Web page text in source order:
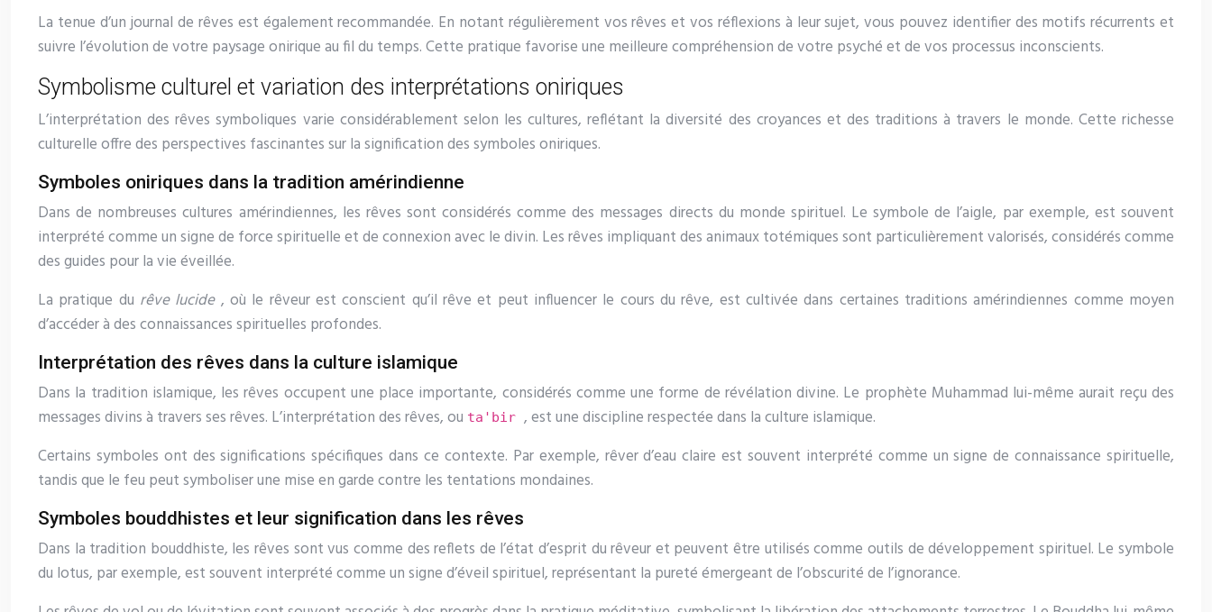
La tenue d’un journal de rêves est également recommandée. En notant régulièrement vos rêves et vos réflexions à leur sujet, vous pouvez identifier des motifs récurrents et
suivre l’évolution de votre paysage onirique au fil du temps. Cette pratique favorise une meilleure compréhension de votre psyché et de vos processus inconscients.
Symbolisme culturel et variation des interprétations oniriques
L’interprétation des rêves symboliques varie considérablement selon les cultures, reflétant la diversité des croyances et des traditions à travers le monde. Cette richesse
culturelle offre des perspectives fascinantes sur la signification des symboles oniriques.
Symboles oniriques dans la tradition amérindienne
Dans de nombreuses cultures amérindiennes, les rêves sont considérés comme des messages directs du monde spirituel. Le symbole de l’aigle, par exemple, est souvent
interprété comme un signe de force spirituelle et de connexion avec le divin. Les rêves impliquant des animaux totémiques sont particulièrement valorisés, considérés comme
des guides pour la vie éveillée.
La pratique du rêve lucide , où le rêveur est conscient qu’il rêve et peut influencer le cours du rêve, est cultivée dans certaines traditions amérindiennes comme moyen
d’accéder à des connaissances spirituelles profondes.
Interprétation des rêves dans la culture islamique
Dans la tradition islamique, les rêves occupent une place importante, considérés comme une forme de révélation divine. Le prophète Muhammad lui-même aurait reçu des
messages divins à travers ses rêves. L’interprétation des rêves, ou ta'bir , est une discipline respectée dans la culture islamique.
Certains symboles ont des significations spécifiques dans ce contexte. Par exemple, rêver d’eau claire est souvent interprété comme un signe de connaissance spirituelle,
tandis que le feu peut symboliser une mise en garde contre les tentations mondaines.
Symboles bouddhistes et leur signification dans les rêves
Dans la tradition bouddhiste, les rêves sont vus comme des reflets de l’état d’esprit du rêveur et peuvent être utilisés comme outils de développement spirituel. Le symbole
du lotus, par exemple, est souvent interprété comme un signe d’éveil spirituel, représentant la pureté émergeant de l’obscurité de l’ignorance.